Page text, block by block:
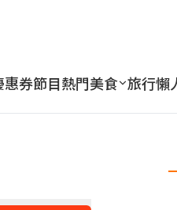
惠券節目熱門美食 旅行懶